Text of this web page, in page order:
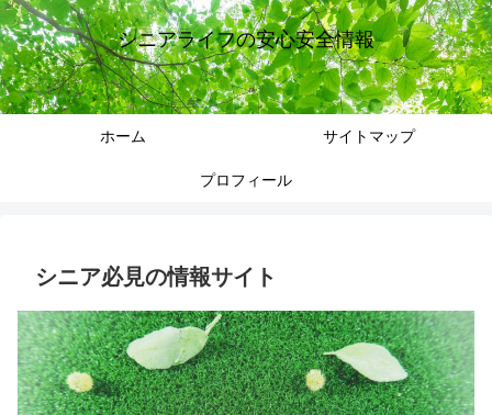
シニアライフの安心安全情報
ホーム サイトマップ
プロフィール
シニア必見の情報サイト